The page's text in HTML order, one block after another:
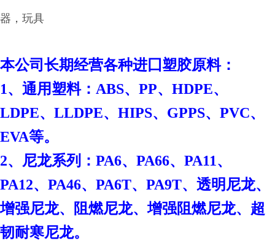
器，玩具
本公司长期经营各种进囗塑胶原料：
1、通用塑料：ABS、PP、HDPE、
LDPE、LLDPE、HIPS、GPPS、PVC、
EVA等。
2、尼龙系列：PA6、PA66、PA11、
PA12、PA46、PA6T、PA9T、透明尼龙、
增强尼龙、阻燃尼龙、增强阻燃尼龙、超
韧耐寒尼龙。